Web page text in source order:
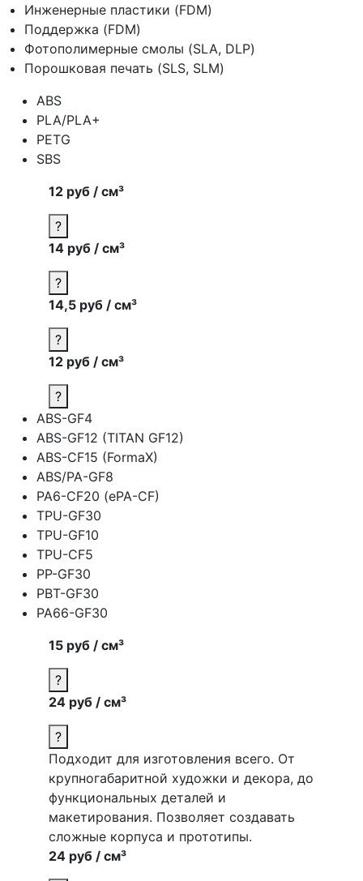
Инженерные пластики (FDM)
Поддержка (FDM)
Фотополимерные смолы (SLA, DLP)
Порошковая печать (SLS, SLM)
ABS
PLA/PLA+
PETG
SBS
12 руб / см³
?
14 руб / см³
?
14,5 руб / см³
?
12 руб / см³
?
ABS-GF4
ABS-GF12 (TITAN GF12)
ABS-CF15 (FormaX)
ABS/PA-GF8
PA6-CF20 (ePA-CF)
TPU-GF30
TPU-GF10
TPU-CF5
PP-GF30
PBT-GF30
PA66-GF30
15 руб / см³
?
24 руб / см³
?
Подходит для изготовления всего. От
крупногабаритной художки и декора, до
функциональных деталей и
макетирования. Позволяет создавать
сложные корпуса и прототипы.
24 руб / см³